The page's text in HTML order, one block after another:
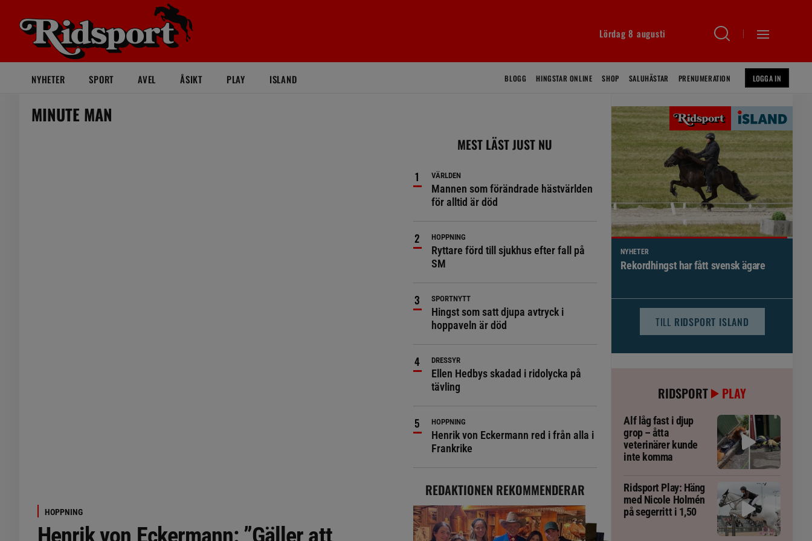
Lördag 8 augusti
NYHETER SPORT AVEL ÅSIKT PLAY ISLAND BLOGG HINGSTAR ONLINE SHOP SALUHÄSTAR PRENUMERATION LOGGA IN
MINUTE MAN
HOPPNING
Henrik von Eckermann: ”Gäller att
MEST LÄST JUST NU
VÄRLDEN
Mannen som förändrade hästvärlden
för alltid är död
HOPPNING
Ryttare förd till sjukhus efter fall på
SM
SPORTNYTT
Hingst som satt djupa avtryck i
hoppaveln är död
DRESSYR
Ellen Hedbys skadad i ridolycka på
tävling
HOPPNING
Henrik von Eckermann red i från alla i
Frankrike
REDAKTIONEN REKOMMENDERAR
NYHETER
Brett politiskt stöd för förändringar i
TILL RIDSPORT ISLAND
RIDSPORT PLAY
Alf låg fast i djup
grop – åtta
veterinärer kunde
inte komma
Ridsport Play: Häng
med Nicole Holmén
på segerritt i 1,50